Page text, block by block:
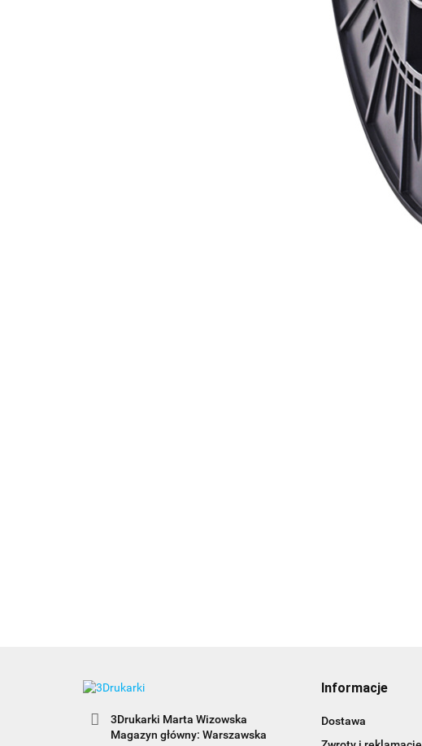
3Drukarki Marta Wizowska
Magazyn główny: Warszawska
Informacje
Dostawa